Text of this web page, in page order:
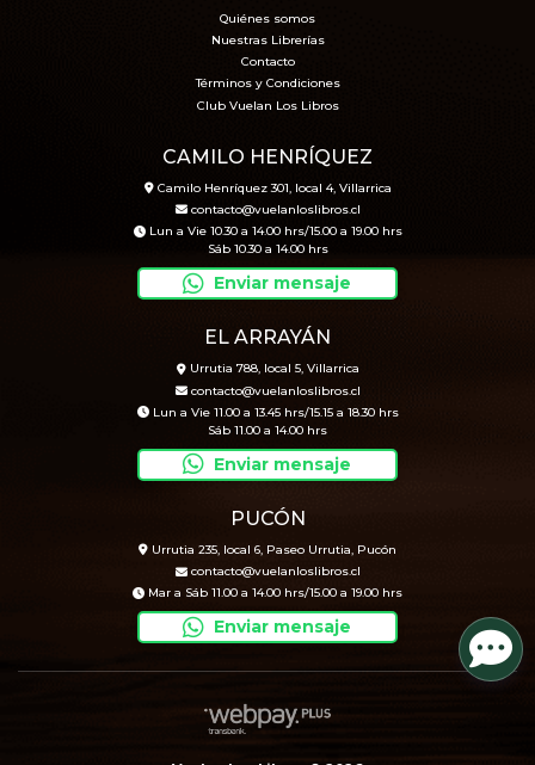
Quiénes somos
Nuestras Librerías
Contacto
Términos y Condiciones
Club Vuelan Los Libros
CAMILO HENRÍQUEZ
Camilo Henríquez 301, local 4, Villarrica
contacto@vuelanloslibros.cl
Lun a Vie 10.30 a 14.00 hrs/15.00 a 19.00 hrs
Sáb 10.30 a 14.00 hrs
Enviar mensaje
EL ARRAYÁN
Urrutia 788, local 5, Villarrica
contacto@vuelanloslibros.cl
Lun a Vie 11.00 a 13.45 hrs/15.15 a 18.30 hrs
Sáb 11.00 a 14.00 hrs
Enviar mensaje
PUCÓN
Urrutia 235, local 6, Paseo Urrutia, Pucón
contacto@vuelanloslibros.cl
Mar a Sáb 11.00 a 14.00 hrs/15.00 a 19.00 hrs
Enviar mensaje